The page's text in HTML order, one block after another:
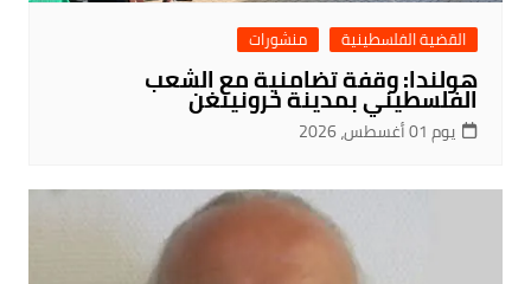
القضية الفلسطينية منشورات
هولندا: وقفة تضامنية مع الشعب
الفلسطيني بمدينة خرونينغن
يوم 01 أغسطس، 2026